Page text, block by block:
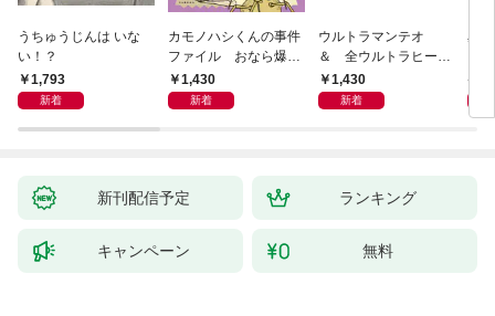
うちゅうじんは いな
い！？
1,793
新着
カモノハシくんの事件
ファイル おなら爆
弾！ 危機イッパツ編
1,430
新着
ウルトラマンテオ
＆ 全ウルトラヒーロ
ー大集合 あそべるず
かん
1,430
新着
星
新刊配信予定 ランキング
キャンペーン 無料